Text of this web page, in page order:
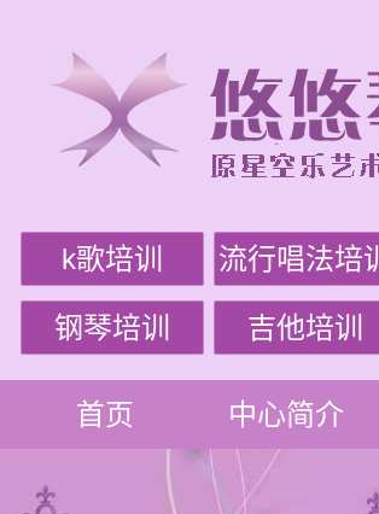
k歌培训 流行唱法培训
钢琴培训 吉他培训
首页 中心简介